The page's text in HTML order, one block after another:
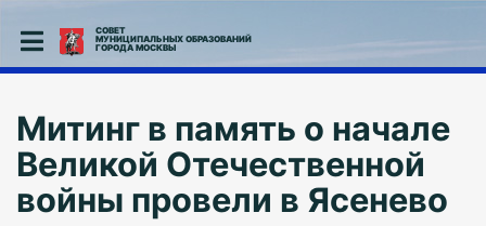
СОВЕТ
МУНИЦИПАЛЬНЫХ ОБРАЗОВАНИЙ
ГОРОДА МОСКВЫ
Митинг в память о начале
Великой Отечественной
войны провели в Ясенево